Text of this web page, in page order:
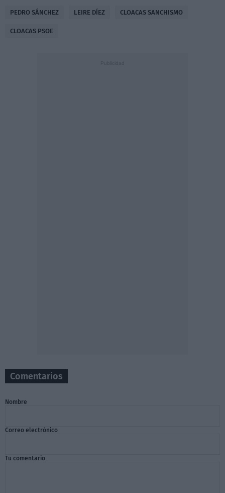
PEDRO SÁNCHEZ LEIRE DÍEZ CLOACAS SANCHISMO
CLOACAS PSOE
Comentarios
Nombre
Correo electrónico
Tu comentario